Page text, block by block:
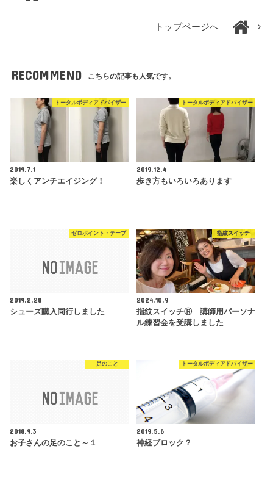
トップページへ
RECOMMEND こちらの記事も人気です。
トータルボディアドバイザー
2019.7.1
楽しくアンチエイジング！
トータルボディアドバイザー
2019.12.4
歩き方もいろいろあります
ゼロポイント・テープ
2019.2.28
シューズ購入同行しました
指紋スイッチ
2024.10.9
指紋スイッチⓇ 講師用パーソナ
ル練習会を受講しました
足のこと
2018.9.3
お子さんの足のこと～１
トータルボディアドバイザー
2019.5.6
神経ブロック？